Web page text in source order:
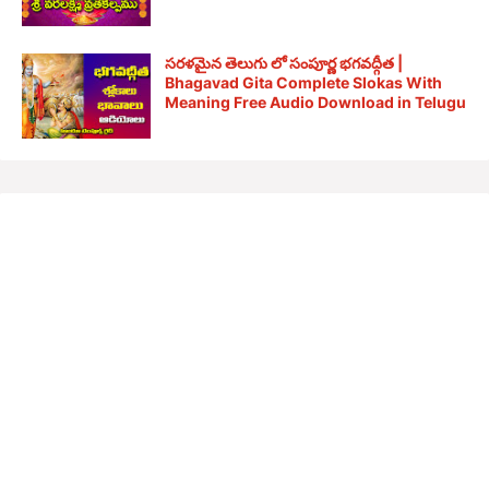
సరళమైన తెలుగు లో సంపూర్ణ భగవద్గీత |
Bhagavad Gita Complete Slokas With
Meaning Free Audio Download in Telugu